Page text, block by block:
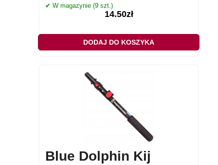
✔ W magazynie (9 szt.)
14.50zł
DODAJ DO KOSZYKA
Blue Dolphin Kij